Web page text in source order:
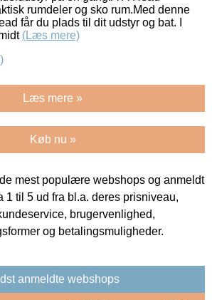
rumdeler og sko rum.Med denne
får du plads til dit udstyr og bat. I
(Læs mere)
Læs mere »
Køb nu »
mest populære webshops og anmeldt
1 til 5 ud fra bl.a. deres prisniveau,
brugervenlighed,
og betalingsmuligheder.
anmeldte webshops